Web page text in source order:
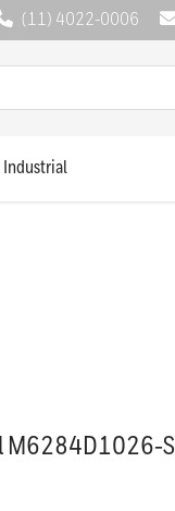
(11) 4022-0006
Industrial
M6284D1026-S